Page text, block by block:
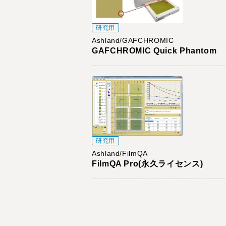
研究用
Ashland/GAFCHROMIC
GAFCHROMIC Quick Phantom
研究用
Ashland/FilmQA
FilmQA Pro(永久ライセンス)